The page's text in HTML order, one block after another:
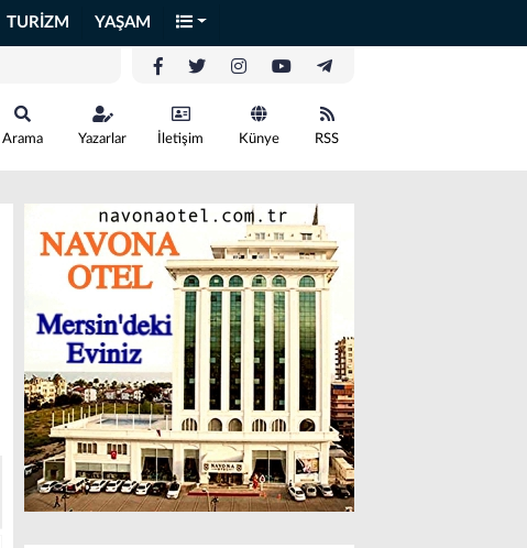
TURİZM YAŞAM
Arama Yazarlar İletişim Künye RSS